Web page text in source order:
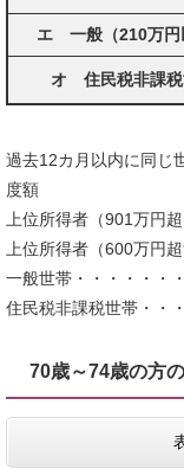
エ 一般（210万円
オ 住民税非課税
過去12カ月以内に同じ
度額
上位所得者（901万円
上位所得者（600万円
一般世帯・・・・・・
住民税非課税世帯・・
70歳～74歳の方